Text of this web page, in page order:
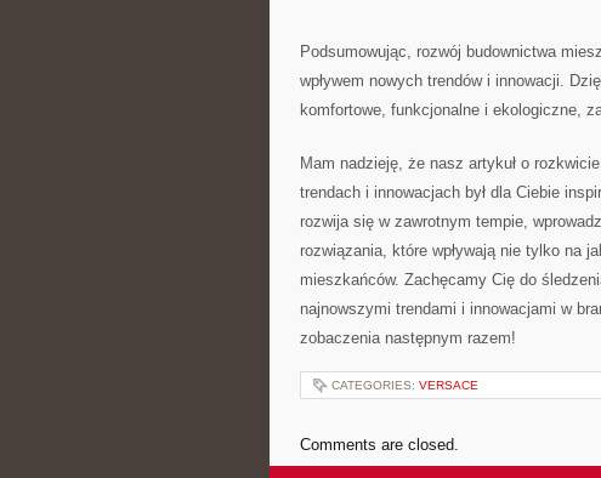
Podsumowując, rozwój⁤ budownictwa
wpływem nowych trendów i innowacji.
⁤komfortowe, funkcjonalne i ekologiczne,
Mam nadzieję, że nasz⁢ artykuł o
trendach i innowacjach ‍był dla​ Ciebie⁣
rozwija się‌ w zawrotnym tempie,
rozwiązania, które ⁢wpływają nie‌ tylko​ na‌
mieszkańców. Zachęcamy Cię ‍do
najnowszymi trendami ⁢i innowacjami ⁤w
zobaczenia następnym razem!
CATEGORIES: VERSACE
Comments are closed.